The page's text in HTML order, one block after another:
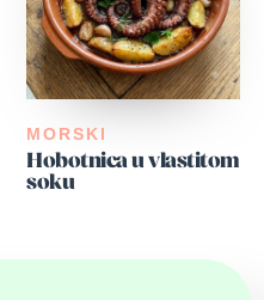
MORSKI
Hobotnica u vlastitom
soku